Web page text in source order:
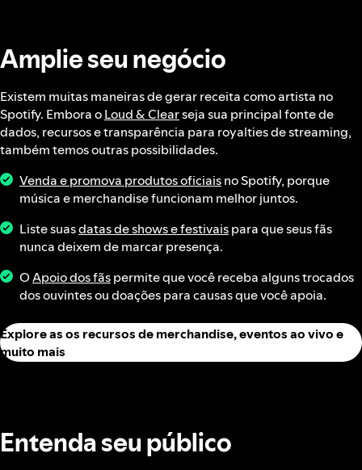
Amplie seu negócio
Existem muitas maneiras de gerar receita como artista no
Spotify. Embora oLoud & Clearseja sua principal fonte de
dados, recursos e transparência para royalties de streaming,
também temos outras possibilidades.
Venda e promova produtos oficiaisno Spotify, porque
música e merchandise funcionam melhor juntos.
Liste suasdatas de shows e festivaispara que seus fãs
nunca deixem de marcar presença.
OApoio dos fãspermite que você receba alguns trocados
dos ouvintes ou doações para causas que você apoia.
Explore as os recursos de merchandise, eventos ao vivo e
muito mais
Entenda seu público